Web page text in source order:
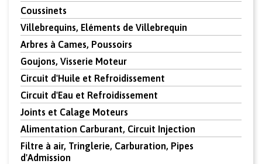
Coussinets
Villebrequins, Eléments de Villebrequin
Arbres à Cames, Poussoirs
Goujons, Visserie Moteur
Circuit d'Huile et Refroidissement
Circuit d'Eau et Refroidissement
Joints et Calage Moteurs
Alimentation Carburant, Circuit Injection
Filtre à air, Tringlerie, Carburation, Pipes
d'Admission